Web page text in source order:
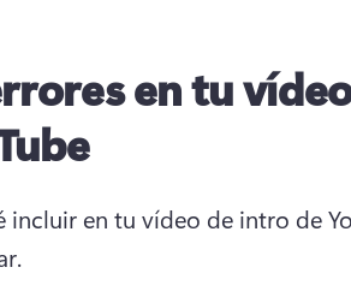
en tu
incluir en tu vídeo de intro de